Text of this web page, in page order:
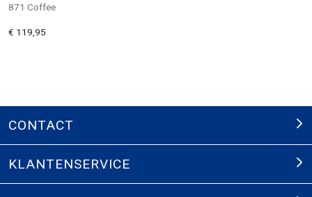
871 Coffee
€ 119,95
CONTACT
KLANTENSERVICE